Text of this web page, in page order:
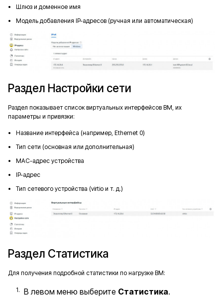
Шлюз и доменное имя
Модель добавления IP-адресов (ручная или автоматическая)
Раздел Настройки сети
Раздел показывает список виртуальных интерфейсов ВМ, их
параметры и привязки:
Название интерфейса (например, Ethernet 0)
Тип сети (основная или дополнительная)
MAC-адрес устройства
IP-адрес
Тип сетевого устройства (virtio и т. д.)
Раздел Статистика
Для получения подробной статистики по нагрузке ВМ:
В левом меню выберите Статистика.